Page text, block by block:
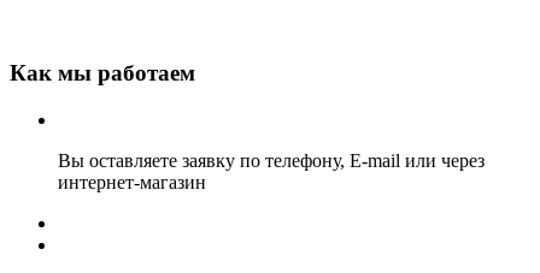
Как мы работаем
Вы оставляете заявку по телефону, E-mail или через
интернет-магазин